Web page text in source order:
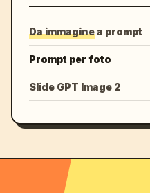
Da immagine a prompt
Prompt per foto
Slide GPT Image 2